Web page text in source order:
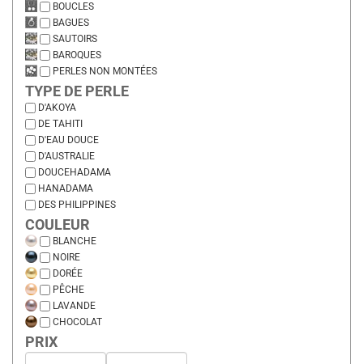
BOUCLES
BAGUES
SAUTOIRS
BAROQUES
PERLES NON MONTÉES
TYPE DE PERLE
D'AKOYA
DE TAHITI
D'EAU DOUCE
D'AUSTRALIE
DOUCEHADAMA
HANADAMA
DES PHILIPPINES
COULEUR
BLANCHE
NOIRE
DORÉE
PÊCHE
LAVANDE
CHOCOLAT
PRIX